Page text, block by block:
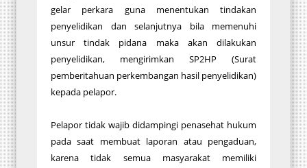
gelar perkara guna menentukan tindakan
penyelidikan dan selanjutnya bila memenuhi
unsur tindak pidana maka akan dilakukan
penyelidikan, mengirimkan SP2HP (Surat
pemberitahuan perkembangan hasil penyelidikan)
kepada pelapor.
Pelapor tidak wajib didampingi penasehat hukum
pada saat membuat laporan atau pengaduan,
karena tidak semua masyarakat memiliki